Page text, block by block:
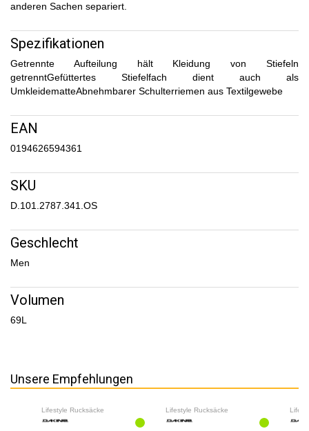
anderen Sachen separiert.
Spezifikationen
Getrennte Aufteilung hält Kleidung von Stiefeln
getrenntGefüttertes Stiefelfach dient auch als
UmkleidematteAbnehmbarer Schulterriemen aus Textilgewebe
EAN
0194626594361
SKU
D.101.2787.341.OS
Geschlecht
Men
Volumen
69L
Unsere Empfehlungen
Lifestyle Rucksäcke Lifestyle Rucksäcke